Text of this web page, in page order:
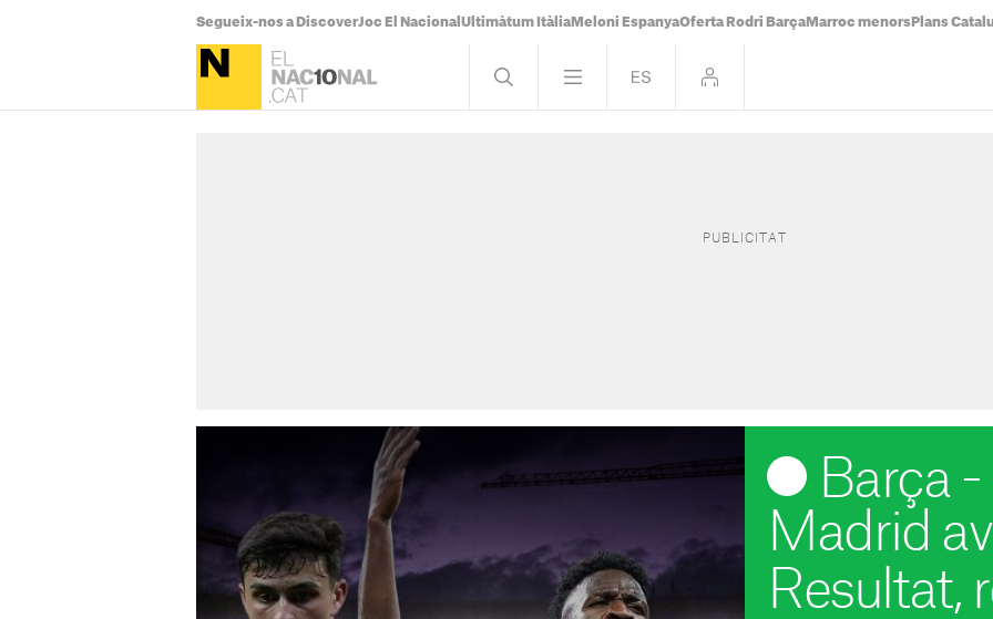
Segueix-nos a DiscoverJoc El Nacional Ultimàtum Itàlia Meloni EspanyaOferta Rodri Barça Marroc menors Plans
Barça -
Madrid
Resultat,